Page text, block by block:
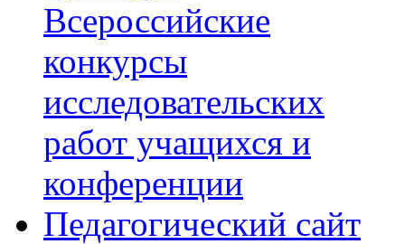
Всероссийские
конкурсы
исследовательских
работ учащихся и
конференции
Педагогический сайт